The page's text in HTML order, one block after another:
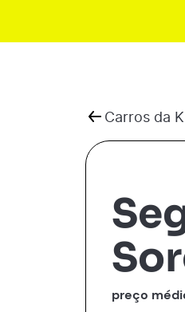
Carros da
preço